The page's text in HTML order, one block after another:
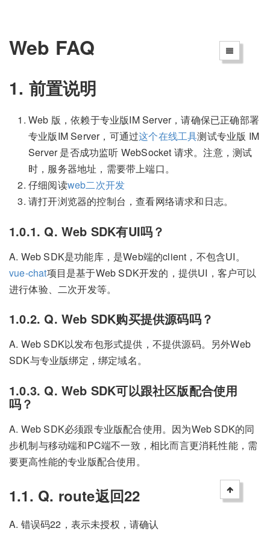
Web FAQ
1. 前置说明
Web 版，依赖于专业版IM Server，请确保已正确部署
专业版IM Server，可通过这个在线工具测试专业版 IM
Server 是否成功监听 WebSocket 请求。注意，测试
时，服务器地址，需要带上端口。
仔细阅读web二次开发
请打开浏览器的控制台，查看网络请求和日志。
1.0.1. Q. Web SDK有UI吗？
A. Web SDK是功能库，是Web端的client，不包含UI。
vue-chat项目是基于Web SDK开发的，提供UI，客户可以
进行体验、二次开发等。
1.0.2. Q. Web SDK购买提供源码吗？
A. Web SDK以发布包形式提供，不提供源码。另外Web
SDK与专业版绑定，绑定域名。
1.0.3. Q. Web SDK可以跟社区版配合使用
吗？
A. Web SDK必须跟专业版配合使用。因为Web SDK的同
步机制与移动端和PC端不一致，相比而言更消耗性能，需
要更高性能的专业版配合使用。
1.1. Q. route返回22
A. 错误码22，表示未授权，请确认